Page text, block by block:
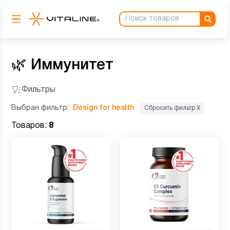
🌿 Иммунитет
Фильтры
Выбран фильтр: Design for health Сбросить фильтр Х
Товаров: 8